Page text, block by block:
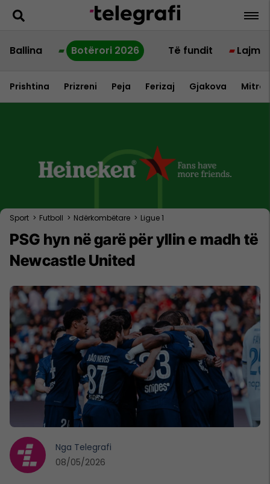
Ballina Botërori 2026 Të fundit Lajme
Prishtina Prizreni Peja Ferizaj Gjakova
Sport > Futboll > Ndërkombëtare > Ligue 1
PSG hyn në garë për yllin e madh të
Newcastle United
Nga Telegrafi
08/05/2026